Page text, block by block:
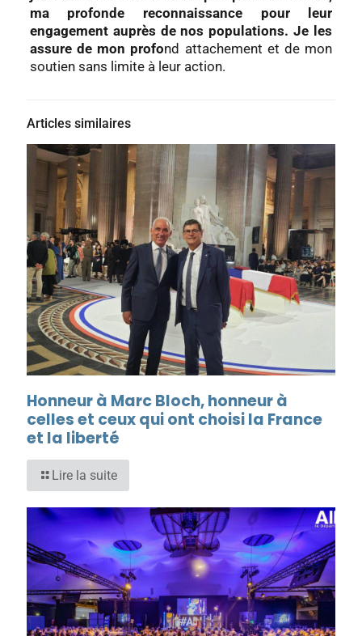
ma profonde reconnaissance pour leur
engagement auprès de nos populations. Je les
assure de mon profond attachement et de mon
soutien sans limite à leur action.
Articles similaires
Honneur à Marc Bloch, honneur à
celles et ceux qui ont choisi la France
et la liberté
Lire la suite